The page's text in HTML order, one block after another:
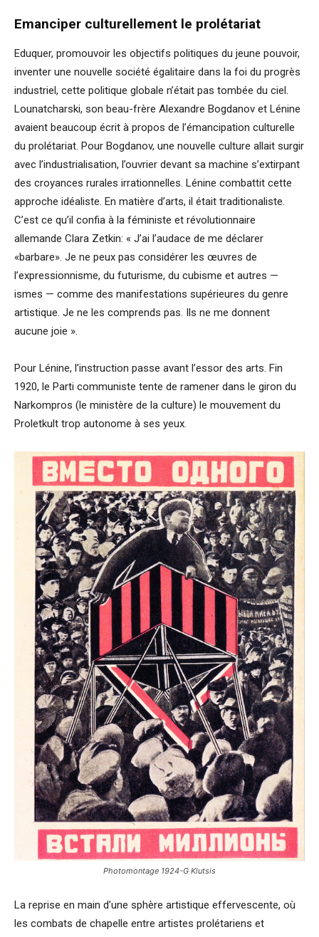
Emanciper culturellement le prolétariat
Eduquer, promouvoir les objectifs politiques du jeune pouvoir,
inventer une nouvelle société égalitaire dans la foi du progrès
industriel, cette politique globale n’était pas tombée du ciel.
Lounatcharski, son beau-frère Alexandre Bogdanov et Lénine
avaient beaucoup écrit à propos de l’émancipation culturelle
du prolétariat. Pour Bogdanov, une nouvelle culture allait surgir
avec l’industrialisation, l’ouvrier devant sa machine s’extirpant
des croyances rurales irrationnelles. Lénine combattit cette
approche idéaliste. En matière d’arts, il était traditionaliste.
C’est ce qu’il confia à la féministe et révolutionnaire
allemande Clara Zetkin: « J’ai l’audace de me déclarer
«barbare». Je ne peux pas considérer les œuvres de
l’expressionnisme, du futurisme, du cubisme et autres —
ismes — comme des manifestations supérieures du genre
artistique. Je ne les comprends pas. Ils ne me donnent
aucune joie ».
Pour Lénine, l’instruction passe avant l’essor des arts. Fin
1920, le Parti communiste tente de ramener dans le giron du
Narkompros (le ministère de la culture) le mouvement du
Proletkult trop autonome à ses yeux.
Photomontage 1924-G Klutsis
La reprise en main d’une sphère artistique effervescente, où
les combats de chapelle entre artistes prolétariens et